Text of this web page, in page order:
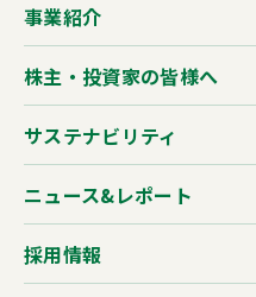
事業紹介
株主・投資家の皆様へ
サステナビリティ
ニュース&レポート
採用情報